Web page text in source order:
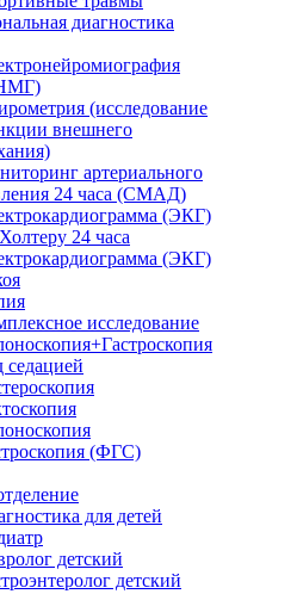
диагностика
(исследование
внешнего
артериального
24 часа (СМАД)
(ЭКГ)
24 часа
(ЭКГ)
исследование
седацией
(ФГС)
для детей
детский
детский